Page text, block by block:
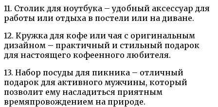
11. Столик для ноутбука – удобный аксессуар для
работы или отдыха в постели или на диване.
12. Кружка для кофе или чая с оригинальным
дизайном – практичный и стильный подарок
для настоящего кофеенного любителя.
13. Набор посуды для пикника – отличный
подарок для активного мужчины, который
позволит ему насладиться приятным
времяпровождением на природе.